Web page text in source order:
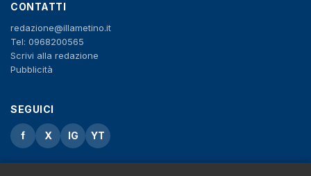
CONTATTI
redazione@illametino.it
Tel: 0968200565
Scrivi alla redazione
Pubblicità
SEGUICI
f X IG YT
Privacy Policy